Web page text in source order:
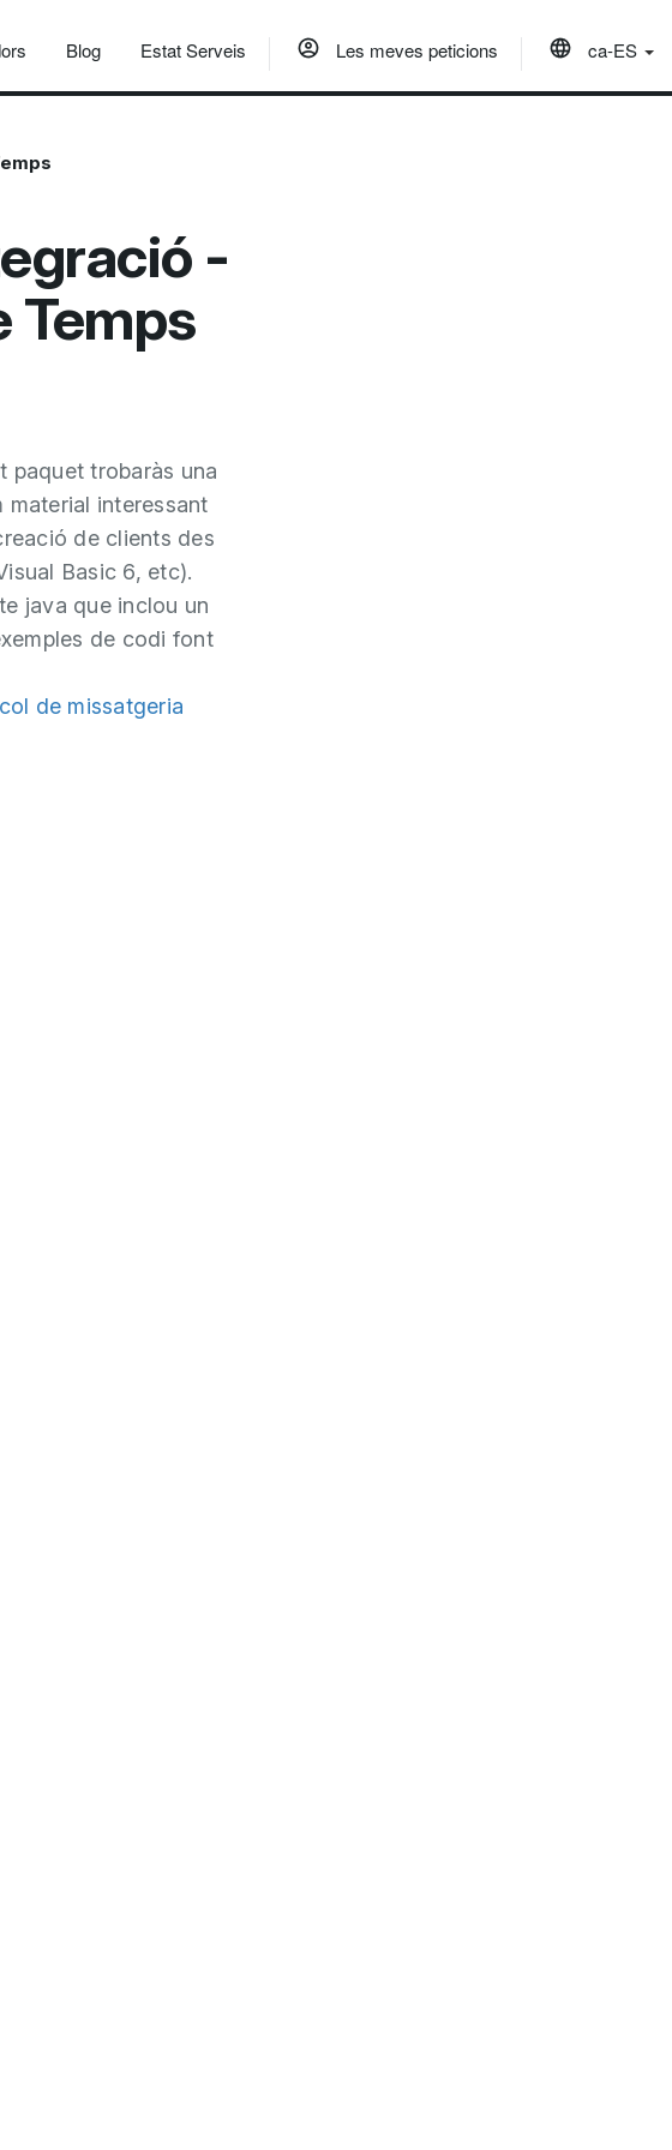
Blog Estat Serveis Les meves peticions ca-ES
-
Temps
paquet trobaràs una
material interessant
de clients des
Basic 6, etc).
java que inclou un
de codi font
de missatgeria